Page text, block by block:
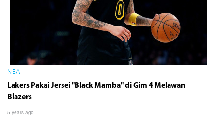
NBA
Lakers Pakai Jersei "Black Mamba" di Gim 4 Melawan
Blazers
5 years ago